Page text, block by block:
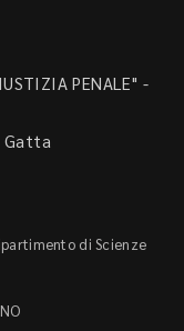
PENALE" -
Gatta
di Scienze